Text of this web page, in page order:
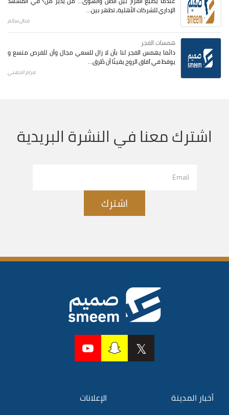
الإداري للشركات الأهلية، تظهر بين...
منال سالم
همسات الفجر
دائما يهمس الفجر لنا بأن لا زال للسعي مجال وأن للفرص متسع و
يوقظ في آفاق الروح يقينًا أن طُرق...
مرام الجهني
اشترك معنا في النشرة البريدية
اشترك
أخبار المدينة
الإعلانات